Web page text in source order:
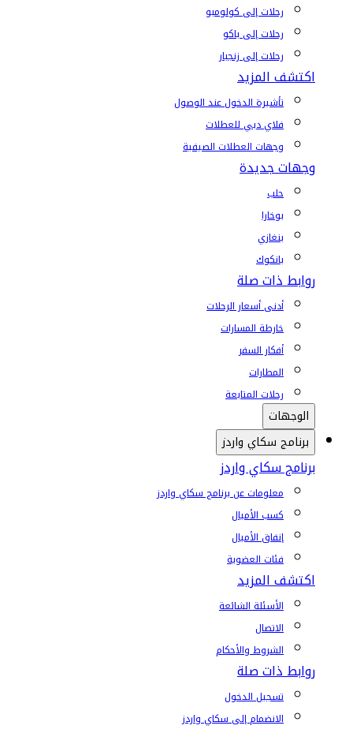
رحلات إلى كولومبو
رحلات إلى باكو
رحلات إلى زنجبار
اكتشف المزيد
تأشيرة الدخول عند الوصول
فلاي دبي للعطلات
وجهات العطلات الصيفية
وجهات جديدة
حلب
بوخارا
بنغازي
بانكوك
روابط ذات صلة
أدنى أسعار الرحلات
خارطة المسارات
أفكار السفر
المطارات
رحلات المتابعة
الوجهات
برنامج سكاي واردز
برنامج سكاي واردز
معلومات عن برنامج سكاي واردز
كسب الأميال
إنفاق الأميال
فئات العضوية
اكتشف المزيد
الأسئلة الشائعة
الاتصال
الشروط والأحكام
روابط ذات صلة
تسجيل الدخول
الانضمام إلى سكاي واردز